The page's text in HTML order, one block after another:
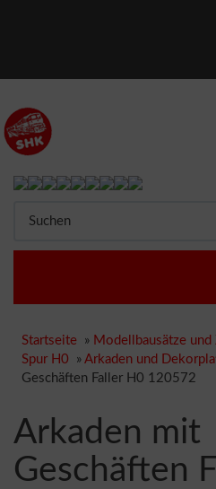
Startseite » Modellbausätze und
Spur H0 » Arkaden und
Geschäften Faller H0 120572
Arkaden mit
Geschäften